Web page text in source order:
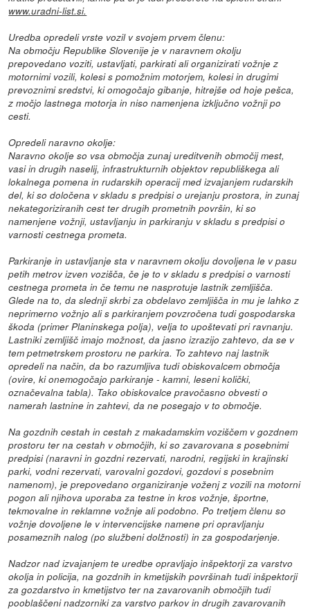
www.uradni-list.si.
Uredba opredeli vrste vozil v svojem prvem členu:
Na območju Republike Slovenije je v naravnem okolju
prepovedano voziti, ustavljati, parkirati ali organizirati vožnje z
motornimi vozili, kolesi s pomožnim motorjem, kolesi in drugimi
prevoznimi sredstvi, ki omogočajo gibanje, hitrejše od hoje pešca,
z močjo lastnega motorja in niso namenjena izključno vožnji po
cesti.
Opredeli naravno okolje:
Naravno okolje so vsa območja zunaj ureditvenih območij mest,
vasi in drugih naselij, infrastrukturnih objektov republiškega ali
lokalnega pomena in rudarskih operacij med izvajanjem rudarskih
del, ki so določena v skladu s predpisi o urejanju prostora, in zunaj
nekategoriziranih cest ter drugih prometnih površin, ki so
namenjene vožnji, ustavljanju in parkiranju v skladu s predpisi o
varnosti cestnega prometa.
Parkiranje in ustavljanje sta v naravnem okolju dovoljena le v pasu
petih metrov izven vozišča, če je to v skladu s predpisi o varnosti
cestnega prometa in če temu ne nasprotuje lastnik zemljišča.
Glede na to, da slednji skrbi za obdelavo zemljišča in mu je lahko z
neprimerno vožnjo ali s parkiranjem povzročena tudi gospodarska
škoda (primer Planinskega polja), velja to upoštevati pri ravnanju.
Lastniki zemljišč imajo možnost, da jasno izrazijo zahtevo, da se v
tem petmetrskem prostoru ne parkira. To zahtevo naj lastnik
opredeli na način, da bo razumljiva tudi obiskovalcem območja
(ovire, ki onemogočajo parkiranje - kamni, leseni količki,
označevalna tabla). Tako obiskovalce pravočasno obvesti o
namerah lastnine in zahtevi, da ne posegajo v to območje.
Na gozdnih cestah in cestah z makadamskim voziščem v gozdnem
prostoru ter na cestah v območjih, ki so zavarovana s posebnimi
predpisi (naravni in gozdni rezervati, narodni, regijski in krajinski
parki, vodni rezervati, varovalni gozdovi, gozdovi s posebnim
namenom), je prepovedano organiziranje voženj z vozili na motorni
pogon ali njihova uporaba za testne in kros vožnje, športne,
tekmovalne in reklamne vožnje ali podobno. Po tretjem členu so
vožnje dovoljene le v intervencijske namene pri opravljanju
posameznih nalog (po službeni dolžnosti) in za gospodarjenje.
Nadzor nad izvajanjem te uredbe opravljajo inšpektorji za varstvo
okolja in policija, na gozdnih in kmetijskih površinah tudi inšpektorji
za gozdarstvo in kmetijstvo ter na zavarovanih območjih tudi
pooblaščeni nadzorniki za varstvo parkov in drugih zavarovanih